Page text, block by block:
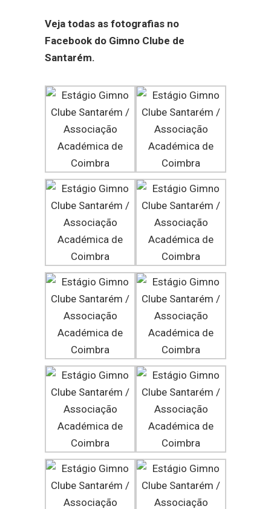
Veja todas as fotografias no
Facebook do Gimno Clube de
Santarém.